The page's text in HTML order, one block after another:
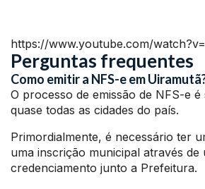
https://www.youtube.com/
Perguntas frequentes
Como emitir a NFS-e em
O processo de emissão de NFS-e é
quase todas as cidades do país.
Primordialmente, é necessário ter
uma inscrição municipal através de
credenciamento junto a Prefeitura.